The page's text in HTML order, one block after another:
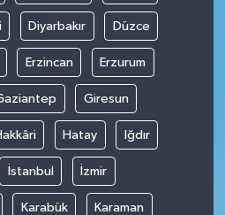
Diyarbakır Düzce
Erzincan Erzurum
Giresun
Hatay Iğdır
İstanbul İzmir
Karabük Karaman